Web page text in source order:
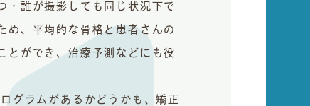
・誰が撮影しても同じ状況下で
め、平均的な骨格と患者さんの
とができ、治療予測などにも役
グラムがあるかどうかも、矯正